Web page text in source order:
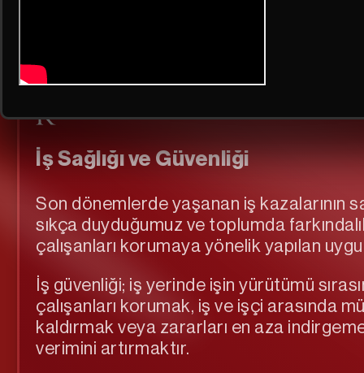
İş Sağlığı Ve Güvenliğinin
İş Sağlığı ve Güvenliği
Son dönemlerde yaşanan iş kazalarının
sıkça duyduğumuz ve toplumda
çalışanları korumaya yönelik yapılan
İş güvenliği; iş yerinde işin yürütümü
çalışanları korumak, iş ve işçi arasında
kaldırmak veya zararları en aza
verimini artırmaktır.